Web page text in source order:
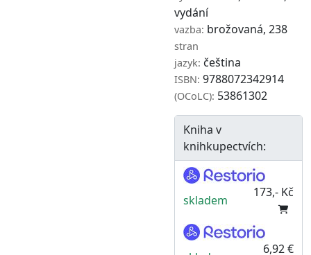
vydání
vazba: brožovaná, 238
stran
jazyk: čeština
ISBN: 9788072342914
(OCoLC): 53861302
Kniha v
knihkupectvích:
skladem
173,- Kč
6,92 €